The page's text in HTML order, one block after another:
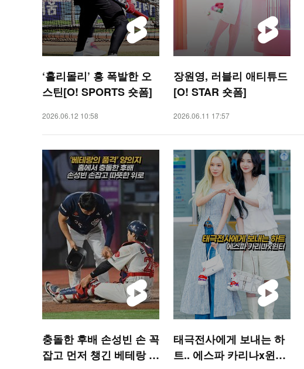
‘홀리몰리’ 흥 폭발한 오
스틴[O! SPORTS 숏폼]
2026.06.12 10:58
장원영, 러블리 애티튜드
[O! STAR 숏폼]
2026.06.11 17:57
충돌한 후배 손성빈 손 꼭
잡고 먼저 챙긴 베테랑 양
태극전사에게 보내는 하
트.. 에스파 카리나x윈터